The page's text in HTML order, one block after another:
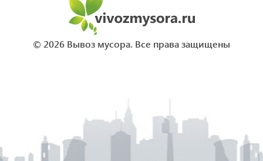
© 2026 Вывоз мусора. Все права защищены